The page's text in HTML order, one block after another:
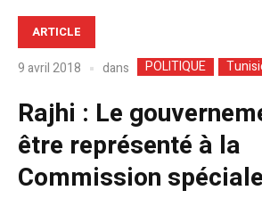
ARTICLE
9 avril 2018 dans POLITIQUE
Rajhi : Le
être représenté à la
Commission spéciale